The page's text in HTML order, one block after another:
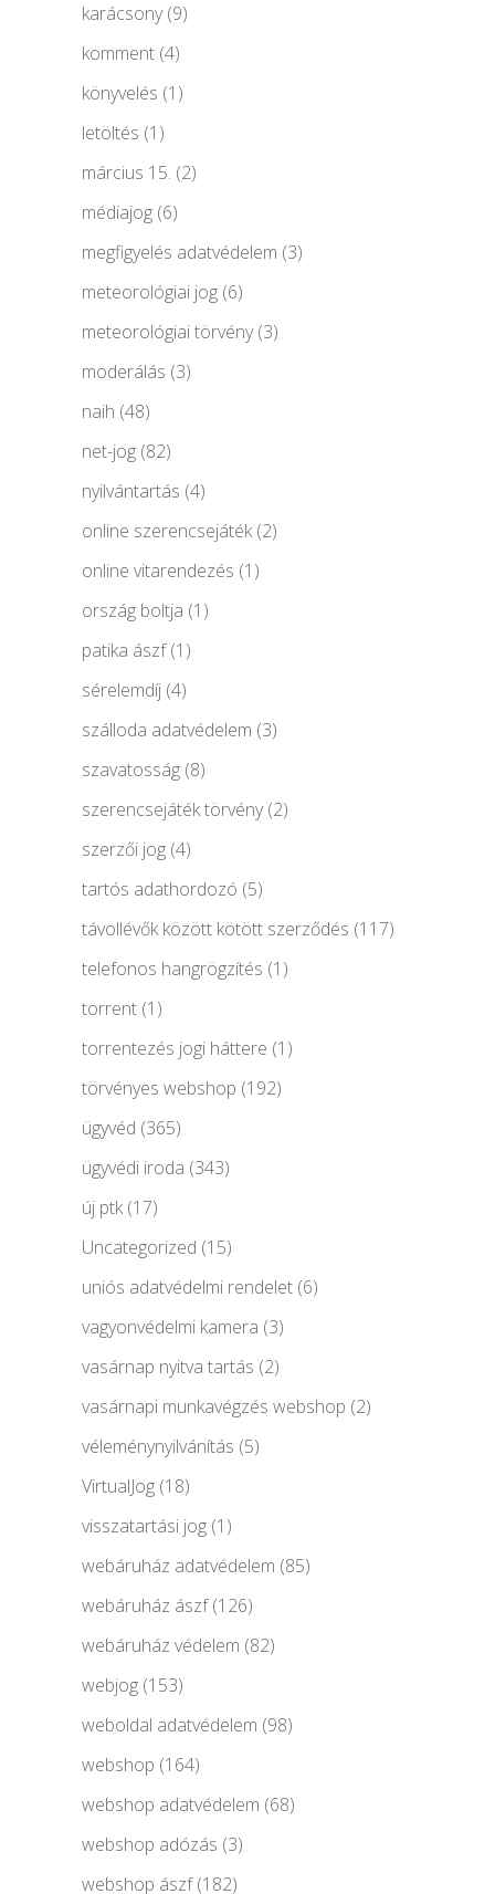
karácsony(9)
komment (4)
könyvelés (1)
letöltés (1)
március 15. (2)
médiajog (6)
megfigyelés adatvédelem (3)
meteorológiai jog (6)
meteorológiai törvény(3)
moderálás (3)
naih (48)
net-jog (82)
nyilvántartás (4)
online szerencsejáték(2)
online vitarendezés (1)
ország boltja (1)
patika ászf(1)
sérelemdíj (4)
szálloda adatvédelem (3)
szavatosság (8)
szerencsejáték törvény(2)
szerzői jog (4)
tartós adathordozó (5)
távollévők között kötött szerződés (117)
telefonos hangrögzítés (1)
torrent (1)
torrentezés jogi háttere (1)
törvényes webshop (192)
ügyvéd (365)
ügyvédi iroda (343)
új ptk(17)
Uncategorized (15)
uniós adatvédelmi rendelet (6)
vagyonvédelmi kamera (3)
vasárnap nyitva tartás (2)
vasárnapi munkavégzés webshop (2)
véleménynyilvánítás (5)
VirtualJog (18)
visszatartási jog (1)
webáruház adatvédelem (85)
webáruház ászf(126)
webáruház védelem (82)
webjog (153)
weboldal adatvédelem (98)
webshop (164)
webshop adatvédelem (68)
webshop adózás (3)
webshop ászf(182)